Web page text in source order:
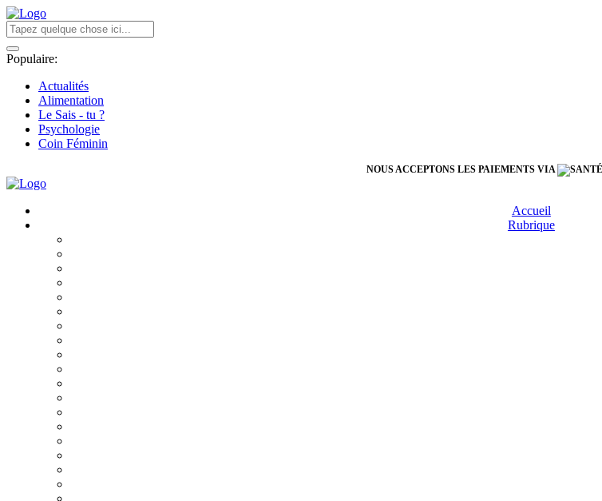
Populaire:
Actualités
Alimentation
Le Sais - tu ?
Psychologie
Coin Féminin
NOUS ACCEPTONS LES PAIEMENTS VIA
Accueil
Rubrique